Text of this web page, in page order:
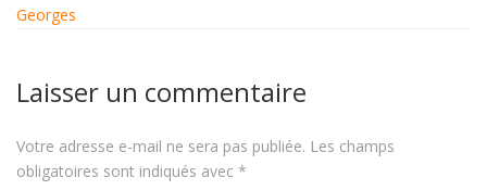
Georges
Laisser un commentaire
Votre adresse e-mail ne sera pas publiée. Les champs
obligatoires sont indiqués avec *